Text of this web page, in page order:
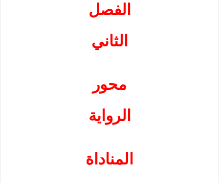
الفصل
الثاني
محور
الرواية
المناداة